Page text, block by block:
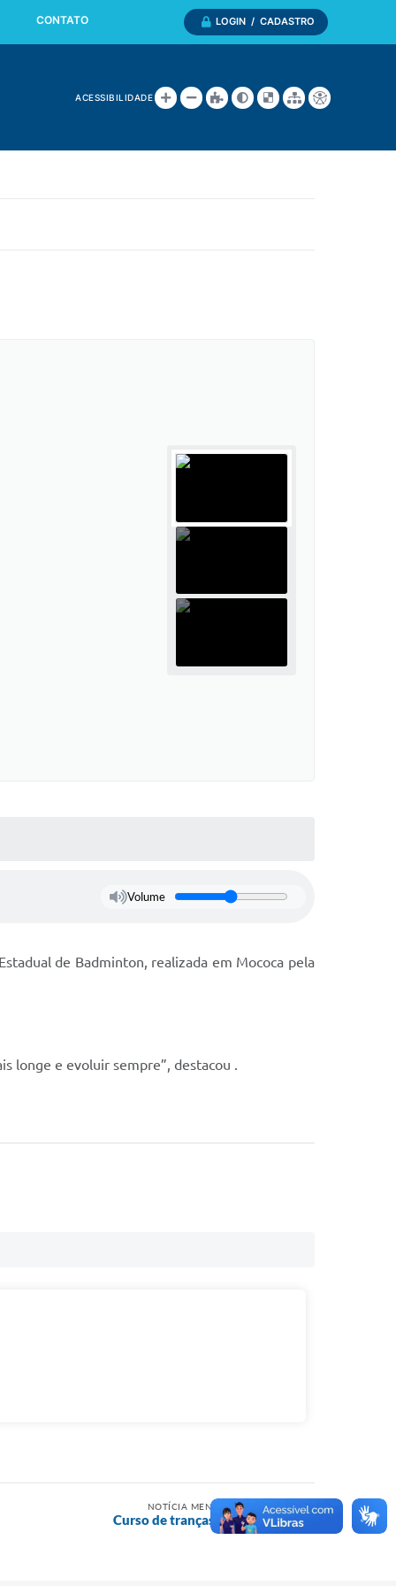
LOGIN / CADASTRO
ACESSIBILIDADE
CONTATO
Volume
de Badminton, realizada em Mococa pela
longe e evoluir sempre”, destacou .
NOTÍCIA MENOS RECENTE
Curso de tranças no CRAS